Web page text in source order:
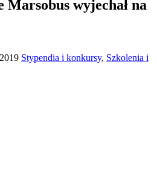
Marsobus wyjechał na
Stypendia i konkursy, Szkolenia i